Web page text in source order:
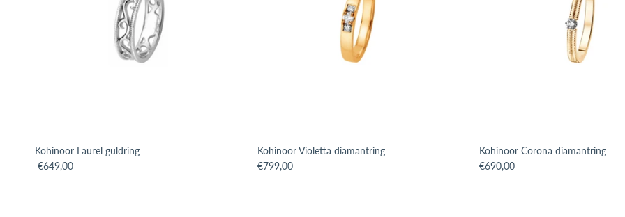
Kohinoor Laurel guldring
Translation missing: sv.products.product.price.regular_price
€649,00
Kohinoor Violetta diamantring
Translation missing: sv.products.product.price.regular_price
€799,00
Kohinoor Corona diamantring
Translation missing:
€690,00